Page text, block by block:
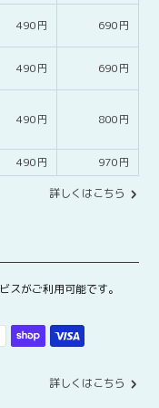
490 690
490 690
490 800
490
970
詳しくはこちら
スがご利用可能です。
詳しくはこちら